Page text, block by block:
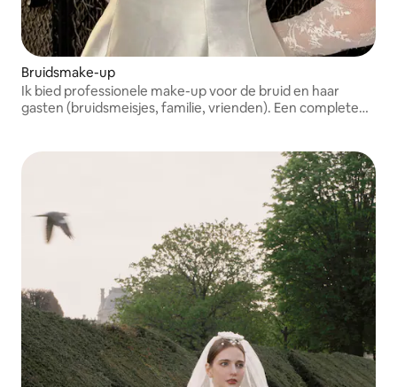
Bruidsmake-up
Ik bied professionele make-up voor de bruid en haar
gasten (bruidsmeisjes, familie, vrienden). Een complete